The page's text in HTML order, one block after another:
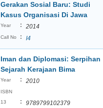
Gerakan Sosial Baru: Studi
Kasus Organisasi Di Jawa
Year : 2014
Call No : I4
Iman dan Diplomasi: Serpihan
Sejarah Kerajaan Bima
Year : 2010
ISBN
13
: 9789799102379